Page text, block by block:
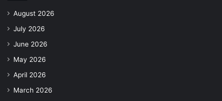
August 2026
July 2026
June 2026
May 2026
April 2026
March 2026